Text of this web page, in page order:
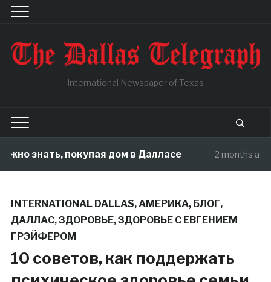
International Newspaper of Texas
покупая дом в Далласе 2 months ago Как
INTERNATIONAL DALLAS,АМЕРИКА, БЛОГ,
ДАЛЛАС,ЗДОРОВЬЕ,ЗДОРОВЬЕ С ЕВГЕНИЕМ
ГРЭЙФЕРОМ
10 советов, как поддержать